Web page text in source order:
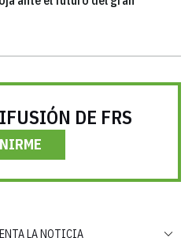
DE FRS
LA NOTICIA